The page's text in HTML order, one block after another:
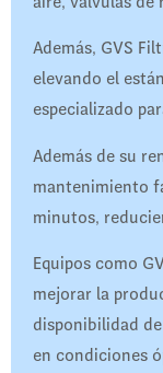
Además, GVS
elevando el
especializado
Además de su
mantenimiento
minutos,
Equipos como
mejorar la
disponibilidad
en condiciones